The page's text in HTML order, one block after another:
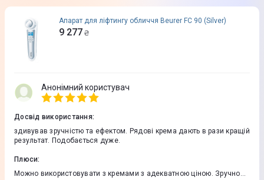
Апарат для ліфтингу обличчя Beurer FC 90 (Silver)
9 277 ₴
Анонімний користувач
Досвід використання:
здивував зручністю та ефектом. Рядові крема дають в рази кращій
результат. Подобається дуже.
Плюси:
Можно використовувати з кремами з адекватною ціною. Зручно